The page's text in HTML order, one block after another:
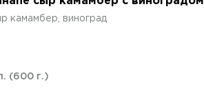
камамбер, виноград
(600 г.)